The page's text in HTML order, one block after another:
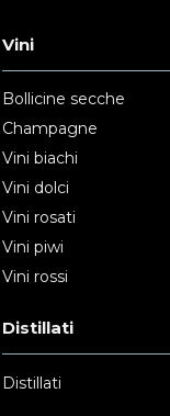
Vini
Bollicine secche
Champagne
Vini biachi
Vini dolci
Vini rosati
Vini piwi
Vini rossi
Distillati
Distillati